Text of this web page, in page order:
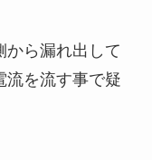
から漏れ出して
流を流す事で疑